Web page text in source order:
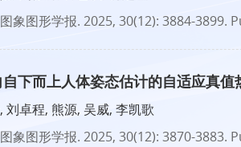
象图形学报. 2025, 30(12): 3884-3899.
下而上人体姿态估计的自适应真值
刘卓程, 熊源, 吴威, 李凯歌
象图形学报. 2025, 30(12): 3870-3883.